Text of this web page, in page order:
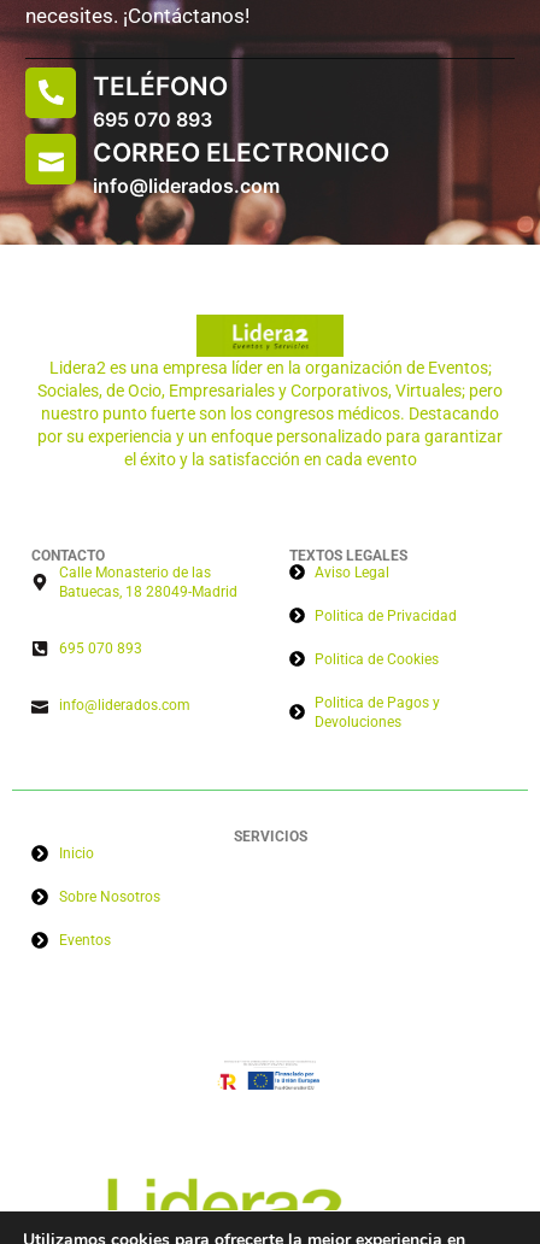
necesites. ¡Contáctanos!
TELÉFONO
695 070 893
CORREO ELECTRONICO
info@liderados.com
Lidera2 es una empresa líder en la organización de Eventos;
Sociales, de Ocio, Empresariales y Corporativos, Virtuales; pero
nuestro punto fuerte son los congresos médicos. Destacando
por su experiencia y un enfoque personalizado para garantizar
el éxito y la satisfacción en cada evento
CONTACTO
Calle Monasterio de las
Batuecas, 18 28049-Madrid
695 070 893
info@liderados.com
TEXTOS LEGALES
Aviso Legal
Politica de Privacidad
Politica de Cookies
Politica de Pagos y
Devoluciones
SERVICIOS
Inicio
Sobre Nosotros
Eventos